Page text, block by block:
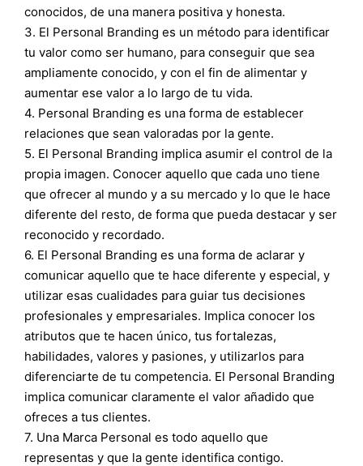
conocidos, de una manera positiva y honesta.
3. El Personal Branding es un método para identificar
tu valor como ser humano, para conseguir que sea
ampliamente conocido, y con el fin de alimentar y
aumentar ese valor a lo largo de tu vida.
4. Personal Branding es una forma de establecer
relaciones que sean valoradas por la gente.
5. El Personal Branding implica asumir el control de la
propia imagen. Conocer aquello que cada uno tiene
que ofrecer al mundo y a su mercado y lo que le hace
diferente del resto, de forma que pueda destacar y ser
reconocido y recordado.
6. El Personal Branding es una forma de aclarar y
comunicar aquello que te hace diferente y especial, y
utilizar esas cualidades para guiar tus decisiones
profesionales y empresariales. Implica conocer los
atributos que te hacen único, tus fortalezas,
habilidades, valores y pasiones, y utilizarlos para
diferenciarte de tu competencia. El Personal Branding
implica comunicar claramente el valor añadido que
ofreces a tus clientes.
7. Una Marca Personal es todo aquello que
representas y que la gente identifica contigo.